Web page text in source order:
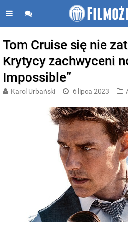
Tom Cruise się nie
Krytycy zachwyceni
Impossible”
Karol Urbański 6 lipca 2023